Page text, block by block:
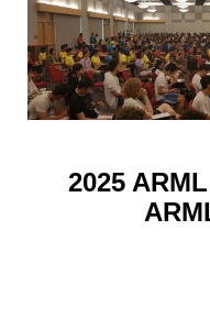
Vision
History of KGSEA
Scholarship
KGSEA Math Circle
Math Science Camp
KGSEA Lectures
Competitions
ARML Local
Apply for ARML Local
ARML Final
Apply for ARML
2025 WMTC 선발안내
Contact US
Registration Forms
MAA AMC Online KOREA
2025